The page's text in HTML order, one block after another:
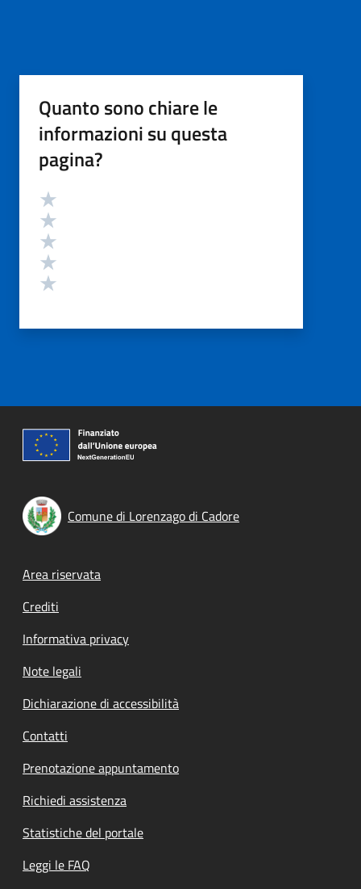
Quanto sono chiare le
informazioni su questa
pagina?
Valutazione
Comune di Lorenzago di Cadore
Footer menu
Area riservata
Crediti
Informativa privacy
Note legali
Dichiarazione di accessibilità
Contatti
Prenotazione appuntamento
Richiedi assistenza
Statistiche del portale
Leggi le FAQ